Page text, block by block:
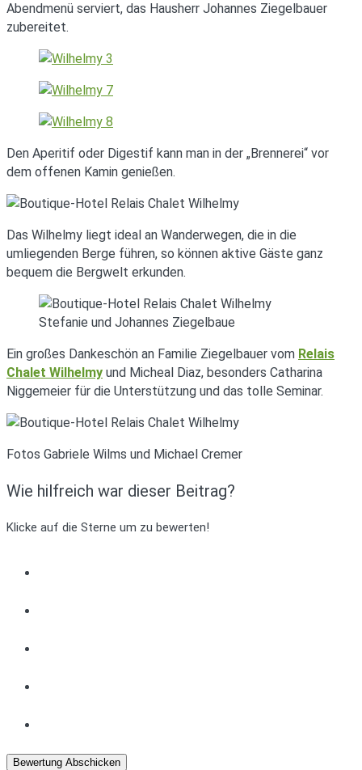
Abendmenü serviert, das Hausherr Johannes Ziegelbauer
zubereitet.
Den Aperitif oder Digestif kann man in der „Brennerei“ vor
dem offenen Kamin genießen.
Das Wilhelmy liegt ideal an Wanderwegen, die in die
umliegenden Berge führen, so können aktive Gäste ganz
bequem die Bergwelt erkunden.
Stefanie und Johannes Ziegelbaue
Ein großes Dankeschön an Familie Ziegelbauer vom Relais
Chalet Wilhelmy und Micheal Diaz, besonders Catharina
Niggemeier für die Unterstützung und das tolle Seminar.
Fotos Gabriele Wilms und Michael Cremer
Wie hilfreich war dieser Beitrag?
Klicke auf die Sterne um zu bewerten!
Bewertung Abschicken